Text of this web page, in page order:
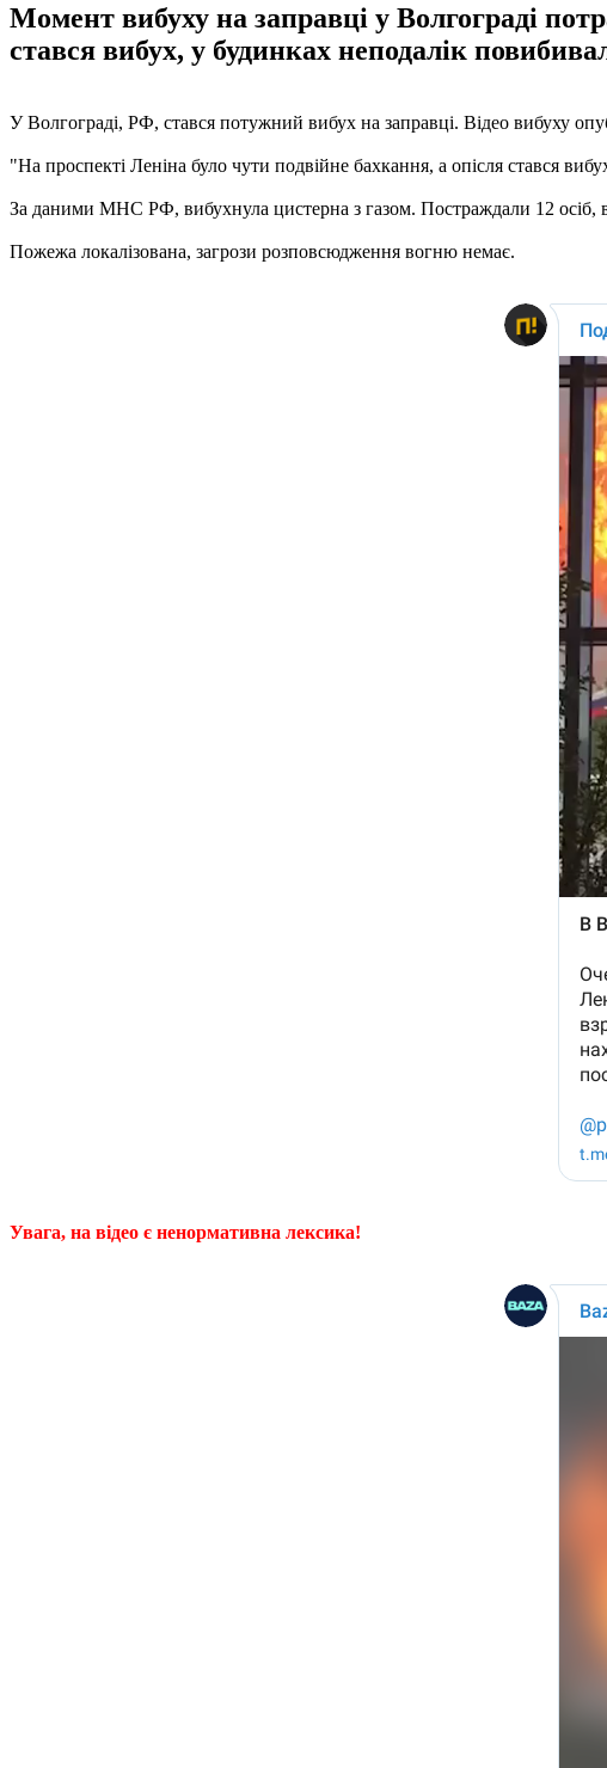
Момент вибуху на заправці у Волгограді
стався вибух, у будинках неподалік
У Волгограді, РФ, стався потужний вибух на заправці. Відео вибуху
"На проспекті Леніна було чути подвійне бахкання, а опісля стався
За даними МНС РФ, вибухнула цистерна з газом. Постраждали 12 осіб,
Пожежа локалізована, загрози розповсюдження вогню немає.
Увага, на відео є ненормативна лексика!